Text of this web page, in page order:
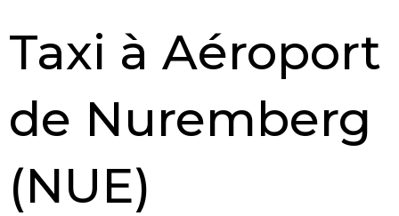
Taxi à Aéroport
de Nuremberg
(NUE)